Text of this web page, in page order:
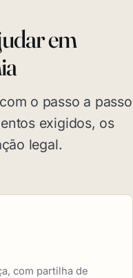
em
o passo a passo
exigidos, os
legal.
com partilha de